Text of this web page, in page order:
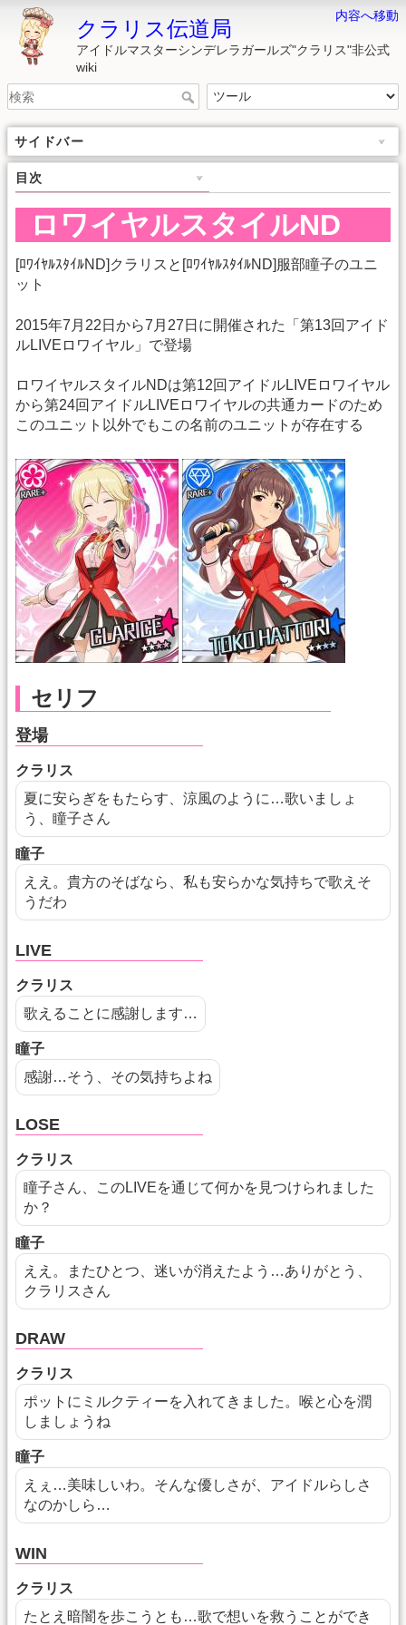
内容へ移動
クラリス伝道局
アイドルマスターシンデレラガールズ"クラリス"非公式
wiki
サイドバー
目次
ロワイヤルスタイルND
[ﾛﾜｲﾔﾙｽﾀｲﾙND]クラリスと[ﾛﾜｲﾔﾙｽﾀｲﾙND]服部瞳子のユニ
ット
2015年7月22日から7月27日に開催された「第13回アイド
ルLIVEロワイヤル」で登場
ロワイヤルスタイルNDは第12回アイドルLIVEロワイヤル
から第24回アイドルLIVEロワイヤルの共通カードのため
このユニット以外でもこの名前のユニットが存在する
セリフ
登場
クラリス
夏に安らぎをもたらす、涼風のように…歌いましょ
う、瞳子さん
瞳子
ええ。貴方のそばなら、私も安らかな気持ちで歌えそ
うだわ
LIVE
クラリス
歌えることに感謝します…
瞳子
感謝…そう、その気持ちよね
LOSE
クラリス
瞳子さん、このLIVEを通じて何かを見つけられました
か？
瞳子
ええ。またひとつ、迷いが消えたよう…ありがとう、
クラリスさん
DRAW
クラリス
ポットにミルクティーを入れてきました。喉と心を潤
しましょうね
瞳子
えぇ…美味しいわ。そんな優しさが、アイドルらしさ
なのかしら…
WIN
クラリス
たとえ暗闇を歩こうとも…歌で想いを救うことができ